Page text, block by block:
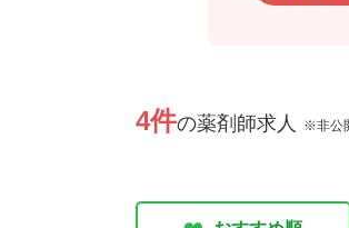
4件の薬剤師求人 ※非公